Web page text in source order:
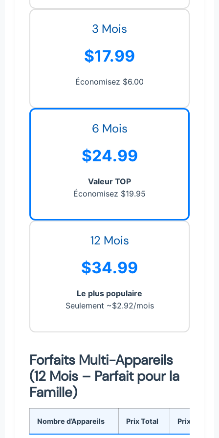
3 Mois
$17.99
Économisez $6.00
6 Mois
$24.99
Valeur TOP
Économisez $19.95
12 Mois
$34.99
Le plus populaire
Seulement ~$2.92/mois
Forfaits Multi-Appareils
(12 Mois – Parfait pour la
Famille)
Nombre d’Appareils Prix Total Prix par